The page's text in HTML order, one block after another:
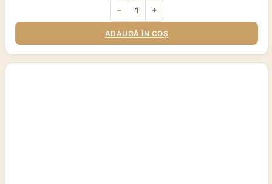
− +
ADAUGĂ ÎN COȘ